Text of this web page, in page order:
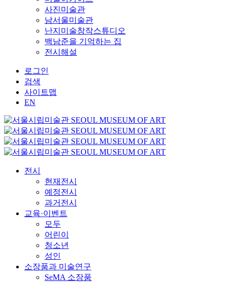
사진미술관
남서울미술관
난지미술창작스튜디오
백남준을 기억하는 집
전시해설
로그인
검색
사이트맵
EN
전시
현재전시
예정전시
과거전시
교육·이벤트
모두
어린이
청소년
성인
소장품과 미술연구
SeMA 소장품